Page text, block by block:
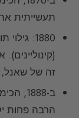
תעשייתית
1880:
זה של שאנל,
ב-
הרבה פחות